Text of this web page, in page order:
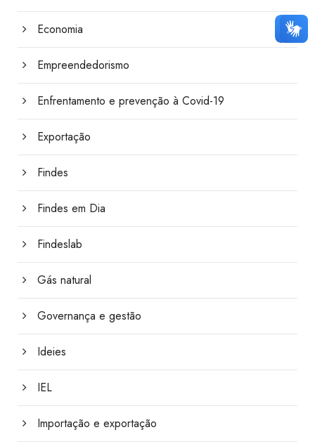
Economia
Empreendedorismo
Enfrentamento e prevenção à Covid-19
Exportação
Findes
Findes em Dia
Findeslab
Gás natural
Governança e gestão
Ideies
IEL
Importação e exportação